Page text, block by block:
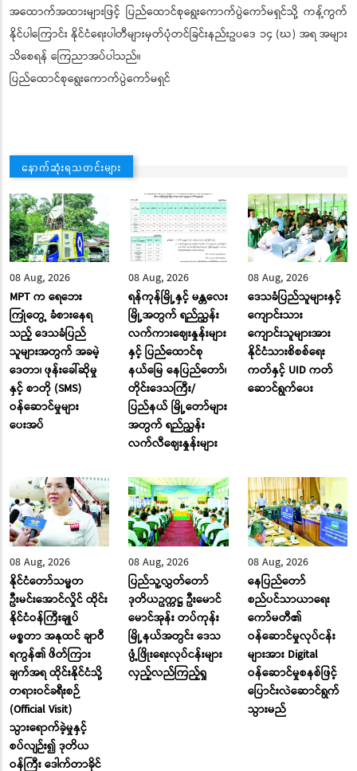
အထောက်အထားများဖြင့် ပြည်ထောင်စုရွေးကောက်ပွဲကော်မရှင်သို့ ကန့်ကွက်
နိုင်ပါကြောင်း နိုင်ငံရေးပါတီများမှတ်ပုံတင်ခြင်းနည်းဥပဒေ ၁၄ (ဃ) အရ အများ
သိစေရန် ကြေညာအပ်ပါသည်။
ပြည်ထောင်စုရွေးကောက်ပွဲကော်မရှင်
နောက်ဆုံးရသတင်းများ
08 Aug, 2026
MPT က ရေဘေး
ကြုံတွေ့ ခံစားနေရ
သည့် ဒေသခံပြည်
သူများအတွက် အခမဲ့
ဒေတာ၊ ဖုန်းခေါ်ဆိုမှု
နှင့် စာတို (SMS)
ဝန်ဆောင်မှုများ
ပေးအပ်
08 Aug, 2026
ရန်ကုန်မြို့နှင့် မန္တလေး
မြို့အတွက် ရည်ညွှန်း
လက်ကားဈေးနှုန်းများ
နှင့် ပြည်ထောင်စု
နယ်မြေ နေပြည်တော်၊
တိုင်းဒေသကြီး/
ပြည်နယ် မြို့တော်များ
အတွက် ရည်ညွှန်း
လက်လီဈေးနှုန်းများ
08 Aug, 2026
ဒေသခံပြည်သူများနှင့်
ကျောင်းသား
ကျောင်းသူများအား
နိုင်ငံသားစိစစ်ရေး
ကတ်နှင့် UID ကတ်
ဆောင်ရွက်ပေး
08 Aug, 2026
နိုင်ငံတော်သမ္မတ
ဦးမင်းအောင်လှိုင် ထိုင်း
နိုင်ငံဝန်ကြီးချုပ်
မစ္စတာ အနုထင် ချာဝီ
ရကွန်၏ ဖိတ်ကြား
ချက်အရ ထိုင်းနိုင်ငံသို့
တရားဝင်ခရီးစဉ်
(Official Visit)
သွားရောက်ခဲ့မှုနှင့်
စပ်လျဉ်း၍ ဒုတိယ
ဝန်ကြီး ဒေါက်တာခိုင်
08 Aug, 2026
ပြည်သူ့လွှတ်တော်
ဒုတိယဥက္ကဋ္ဌ ဦးမောင်
မောင်အုန်း တပ်ကုန်း
မြို့နယ်အတွင်း ဒေသ
ဖွံ့ဖြိုးရေးလုပ်ငန်းများ
လှည့်လည်ကြည့်ရှု
08 Aug, 2026
နေပြည်တော်
စည်ပင်သာယာရေး
ကော်မတီ၏
ဝန်ဆောင်မှုလုပ်ငန်း
များအား Digital
ဝန်ဆောင်မှုစနစ်ဖြင့်
ပြောင်းလဲဆောင်ရွက်
သွားမည်